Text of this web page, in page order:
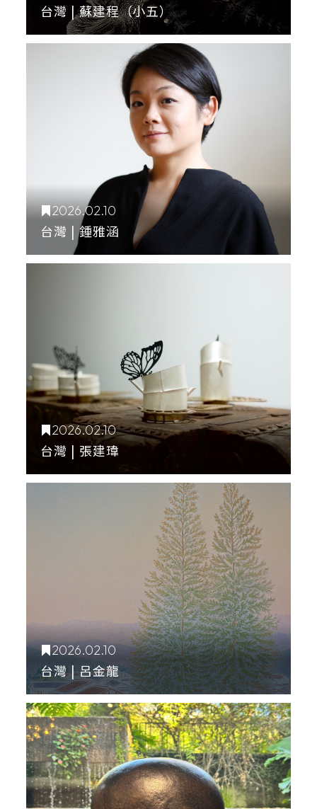
台灣 | 蘇建程（小五）
2026.02.10
台灣 | 鍾雅涵
2026.02.10
台灣 | 張建瑋
2026.02.10
台灣 | 呂金龍